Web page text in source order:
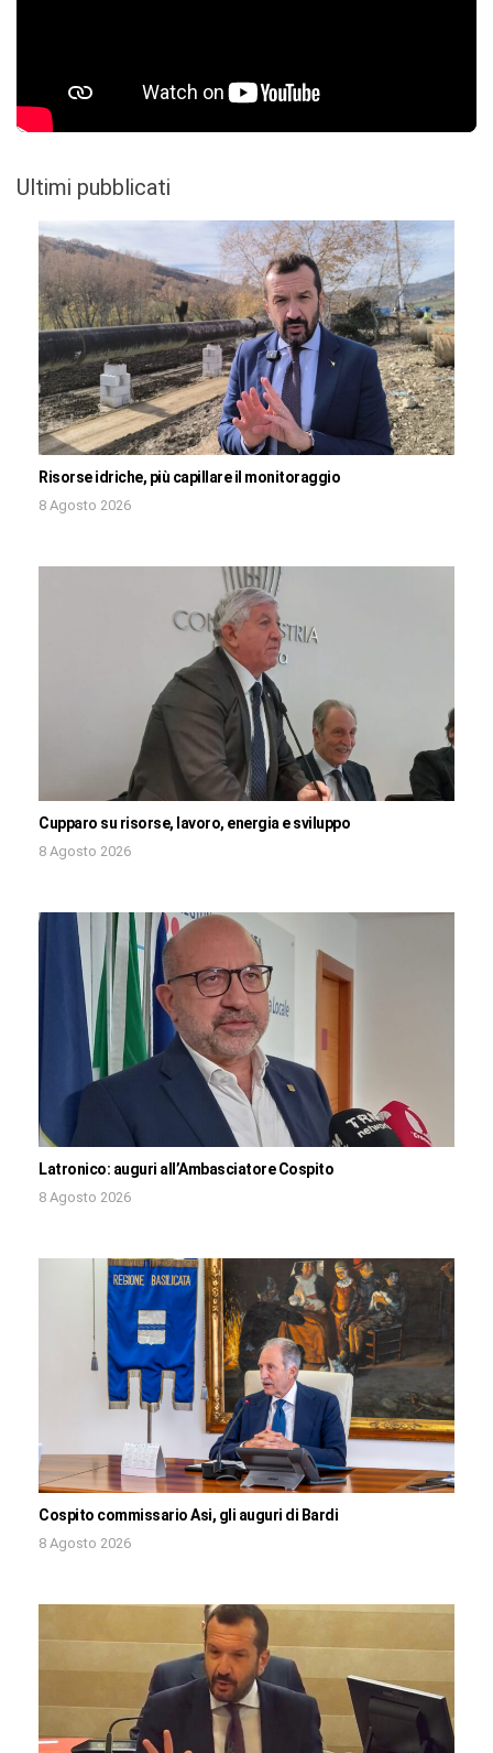
Ultimi pubblicati
Risorse idriche, più capillare il monitoraggio
8 Agosto 2026
Cupparo su risorse, lavoro, energia e sviluppo
8 Agosto 2026
Latronico: auguri all’Ambasciatore Cospito
8 Agosto 2026
Cospito commissario Asi, gli auguri di Bardi
8 Agosto 2026